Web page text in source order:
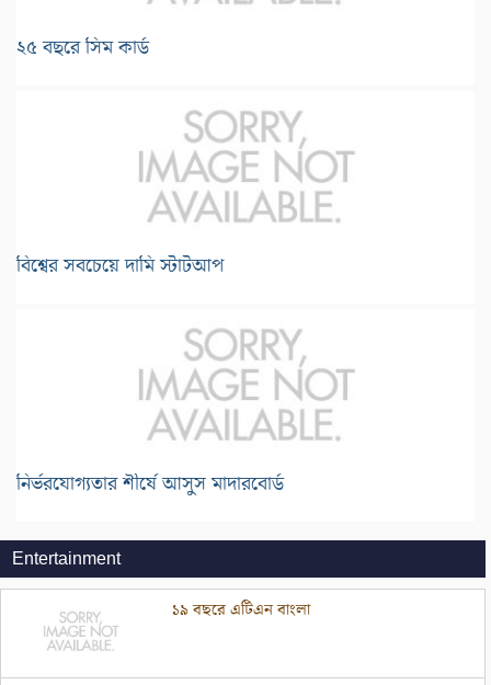
২৫ বছরে সিম কার্ড
বিশ্বের সবচেয়ে দামি স্টার্টআপ
নির্ভরযোগ্যতার শীর্ষে আসুস মাদারবোর্ড
Entertainment
১৯ বছরে এটিএন বাংলা